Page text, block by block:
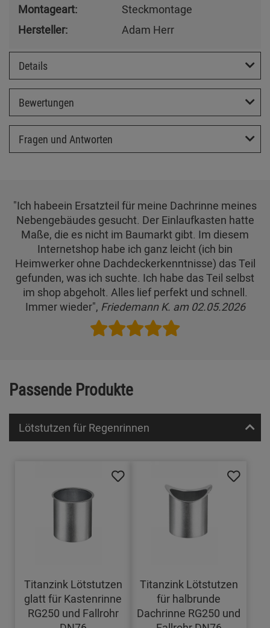
Montageart:
Steckmontage
Hersteller:
Adam Herr
Details
Bewertungen
Fragen und Antworten
"Ich habeein Ersatzteil für meine Dachrinne meines
Nebengebäudes gesucht. Der Einlaufkasten hatte
Maße, die es nicht im Baumarkt gibt. Im diesem
Internetshop habe ich ganz leicht (ich bin
Heimwerker ohne Dachdeckerkenntnisse) das Teil
gefunden, was ich suchte. Ich habe das Teil selbst
im shop abgeholt. Alles lief perfekt und schnell.
Immer wieder", Friedemann K. am 02.05.2026
Passende Produkte
Lötstutzen für Regenrinnen
Titanzink Lötstutzen
glatt für Kastenrinne
RG250 und Fallrohr
Titanzink Lötstutzen
für halbrunde
Dachrinne RG250 und